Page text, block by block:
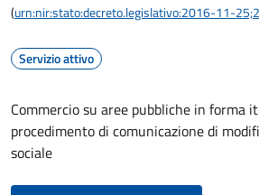
(urn:nir:stato:decreto.legislativo:2016-11-
Servizio attivo
Commercio su aree pubbliche in forma
procedimento di comunicazione di
sociale